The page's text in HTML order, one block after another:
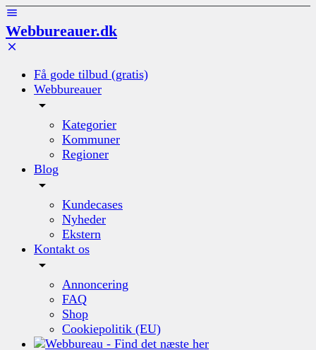
Webbureauer.dk
Få gode tilbud (gratis)
Webbureauer
Kategorier
Kommuner
Regioner
Blog
Kundecases
Nyheder
Ekstern
Kontakt os
Annoncering
FAQ
Shop
Cookiepolitik (EU)